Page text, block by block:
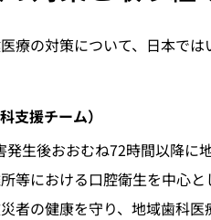
療の対策について、日本で
支援チーム）
発生後おおむね72時間以降に
等における口腔衛生を中心
者の健康を守り、地域歯科医